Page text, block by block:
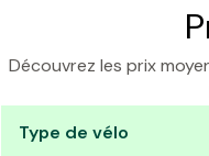
Découvrez les prix
Type de vélo